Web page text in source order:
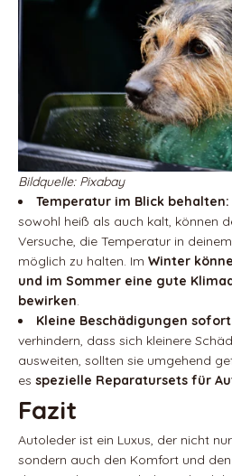
Bildquelle: Pixabay
Temperatur im Blick behalten:
sowohl heiß als auch kalt, können
Versuche, die Temperatur in
möglich zu halten. Im Winter
und im Sommer eine gute
bewirken
Kleine Beschädigungen
verhindern, dass sich kleinere
ausweiten, sollten sie umgehend
es spezielle Reparatursets für
Fazit
Autoleder ist ein Luxus, der nicht
sondern auch den Komfort und